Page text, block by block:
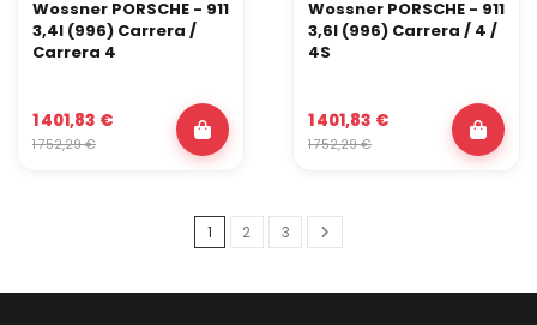
Wossner PORSCHE - 911
3,4l (996) Carrera /
Carrera 4
1 401,83 €
1 752,29 €
Wossner PORSCHE - 911
3,6l (996) Carrera / 4 /
4S
1 401,83 €
1 752,29 €
1 2 3